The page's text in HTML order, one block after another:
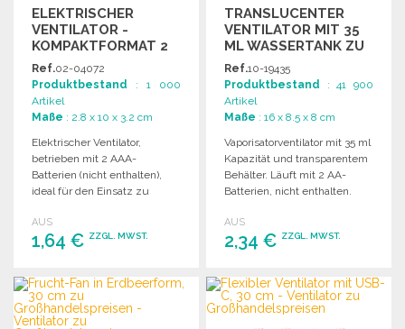
ELEKTRISCHER
VENTILATOR -
KOMPAKTFORMAT 2
AAA
Ref.02-04072
Produktbestand : 1 000
Artikel
Maße : 2.8 x 10 x 3.2 cm
Elektrischer Ventilator,
betrieben mit 2 AAA-
Batterien (nicht enthalten),
ideal für den Einsatz zu
AUS
1,64 € ZZGL. MWST.
BESTELLEN
Angebot anfordern
TRANSLUCENTER
VENTILATOR MIT 35
ML WASSERTANK ZU
GROSSHANDELSPREISEN
Ref.10-19435
Produktbestand : 41 900
Artikel
Maße : 16 x 8.5 x 8 cm
Vaporisatorventilator mit 35 ml
Kapazität und transparentem
Behälter. Läuft mit 2 AA-
Batterien, nicht enthalten.
AUS
2,34 € ZZGL. MWST.
BESTELLEN
Angebot anfordern